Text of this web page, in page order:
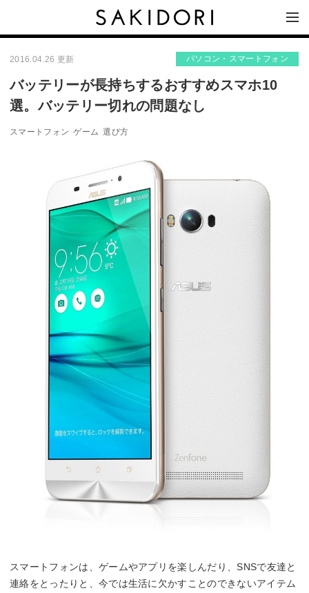
2016.04.26 更新 パソコン・スマートフォン
バッテリーが長持ちするおすすめスマホ10
選。バッテリー切れの問題なし
スマートフォン ゲーム 選び方
スマートフォンは、ゲームやアプリを楽しんだり、SNSで友達と
連絡をとったりと、今では生活に欠かすことのできないアイテム